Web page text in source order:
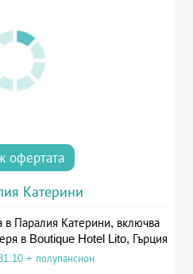
офертата
Катерини
Паралия Катерини, включва
в Boutique Hotel Lito, Гърция
+ полупансион